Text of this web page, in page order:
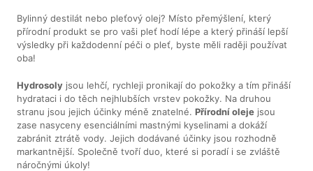
Bylinný destilát nebo pleťový olej? Místo přemýšlení, který
přírodní produkt se pro vaši pleť hodí lépe a který přináší lepší
výsledky při každodenní péči o pleť, byste měli raději používat
oba!
Hydrosoly jsou lehčí, rychleji pronikají do pokožky a tím přináší
hydrataci i do těch nejhlubších vrstev pokožky. Na druhou
stranu jsou jejich účinky méně znatelné.Přírodní oleje jsou
zase nasyceny esenciálními mastnými kyselinami a dokáží
zabránit ztrátě vody. Jejich dodávané účinky jsou rozhodně
markantnější. Společně tvoří duo, které si poradí i se zvláště
náročnými úkoly!